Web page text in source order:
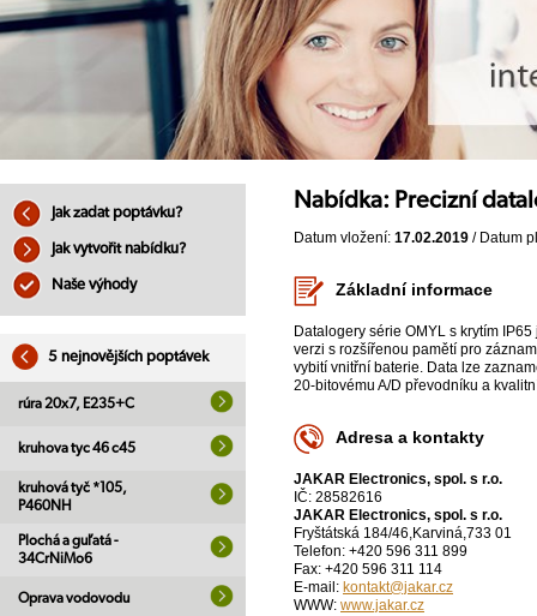
Jak zadat poptávku?
Jak vytvořit nabídku?
Naše výhody
5 nejnovějších poptávek
rúra 20x7, E235+C
kruhova tyc 46 c45
kruhová tyč *105,
P460NH
Plochá a guľatá -
34CrNiMo6
Oprava vodovodu
Nabídka: Precizní
Datum vložení: 17.02.2019 / Datum
Základní informace
Datalogery série OMYL s krytím
verzi s rozšířenou pamětí pro
vybití vnitřní baterie. Data lze
20-bitovému A/D převodníku a
Adresa a kontakty
JAKAR Electronics, spol. s r.o.
IČ: 28582616
JAKAR Electronics, spol. s r.o.
Fryštátská 184/46,Karviná,733 01
Telefon: +420 596 311 899
Fax: +420 596 311 114
E-mail: kontakt@jakar.cz
WWW: www.jakar.cz